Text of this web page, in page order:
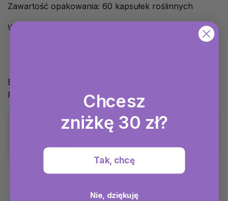
Zawartość opakowania: 60 kapsułek roślinnych
Wyprodukowano w: USA
Bądź pierwszą osobą, która napisze opinię do tego
produktu.
Chcesz
zniżkę 30 zł?
Tak, chcę
Nie, dziękuję